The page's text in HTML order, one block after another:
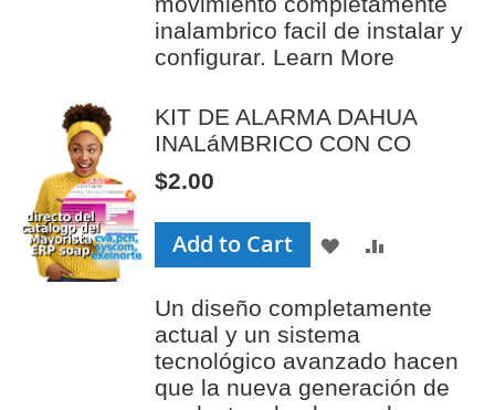
inalambrico facil de instalar y
configurar. Learn More
KIT DE ALARMA DAHUA
INALáMBRICO CON CO
$2.00
Add to Cart
ADD
WISH
LIST
Un diseño completamente
actual y un sistema
tecnológico avanzado hacen
que la nueva generación de